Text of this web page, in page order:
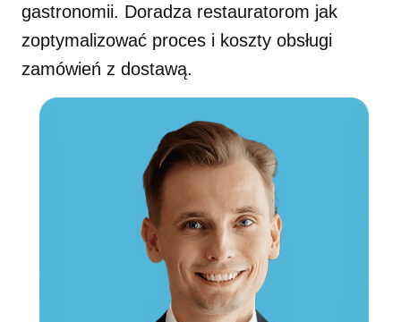
gastronomii. Doradza restauratorom jak
zoptymalizować proces i koszty obsługi
zamówień z dostawą.